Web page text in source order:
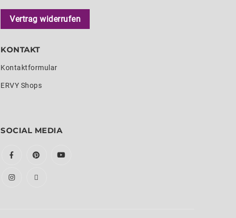
Vertrag widerrufen
KONTAKT
Kontaktformular
ERVY Shops
SOCIAL MEDIA